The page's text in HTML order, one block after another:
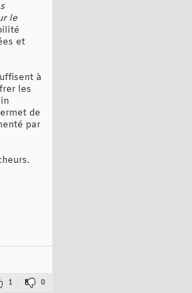
le
et
à
les
de
par
1 0